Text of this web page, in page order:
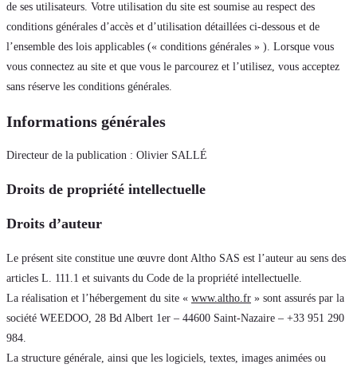
de ses utilisateurs. Votre utilisation du site est soumise au respect des
conditions générales d’accès et d’utilisation détaillées ci-dessous et de
l’ensemble des lois applicables (« conditions générales » ). Lorsque vous
vous connectez au site et que vous le parcourez et l’utilisez, vous acceptez
sans réserve les conditions générales.
Informations générales
Directeur de la publication : Olivier SALLÉ
Droits de propriété intellectuelle
Droits d’auteur
Le présent site constitue une œuvre dont Altho SAS est l’auteur au sens des
articles L. 111.1 et suivants du Code de la propriété intellectuelle.
La réalisation et l’hébergement du site « www.altho.fr » sont assurés par la
société WEEDOO, 28 Bd Albert 1er – 44600 Saint-Nazaire – +33 951 290
984.
La structure générale, ainsi que les logiciels, textes, images animées ou